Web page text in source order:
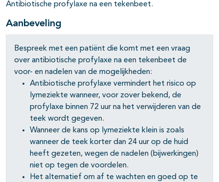
open- en dichtklappen
Antibiotische profylaxe na een tekenbeet.
Aanbeveling
Bespreek met een patiënt die komt met een vraag
over antibiotische profylaxe na een tekenbeet de
voor- en nadelen van de mogelijkheden:
Antibiotische profylaxe vermindert het risico op
lymeziekte wanneer, voor zover bekend, de
profylaxe binnen 72 uur na het verwijderen van de
teek wordt gegeven.
Wanneer de kans op lymeziekte klein is zoals
wanneer de teek korter dan 24 uur op de huid
heeft gezeten, wegen de nadelen (bijwerkingen)
niet op tegen de voordelen.
Het alternatief om af te wachten en goed op te